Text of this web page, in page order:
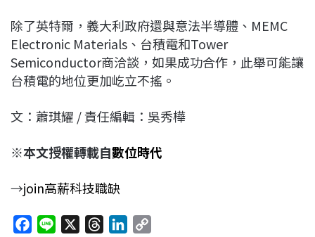
除了英特爾，義大利政府還與意法半導體、MEMC
Electronic Materials、台積電和Tower
Semiconductor商洽談，如果成功合作，此舉可能讓
台積電的地位更加屹立不搖。
文：蕭琪耀 / 責任編輯：吳秀樺
※本文授權轉載自數位時代
→join高薪科技職缺